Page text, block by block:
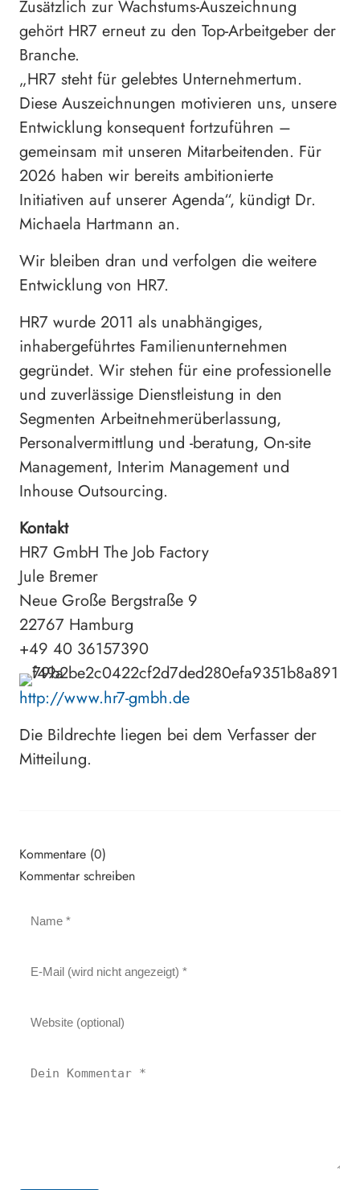
Zusätzlich zur Wachstums-Auszeichnung
gehört HR7 erneut zu den Top-Arbeitgeber der
Branche.
„HR7 steht für gelebtes Unternehmertum.
Diese Auszeichnungen motivieren uns, unsere
Entwicklung konsequent fortzuführen –
gemeinsam mit unseren Mitarbeitenden. Für
2026 haben wir bereits ambitionierte
Initiativen auf unserer Agenda“, kündigt Dr.
Michaela Hartmann an.
Wir bleiben dran und verfolgen die weitere
Entwicklung von HR7.
HR7 wurde 2011 als unabhängiges,
inhabergeführtes Familienunternehmen
gegründet. Wir stehen für eine professionelle
und zuverlässige Dienstleistung in den
Segmenten Arbeitnehmerüberlassung,
Personalvermittlung und -beratung, On-site
Management, Interim Management und
Inhouse Outsourcing.
Kontakt
HR7 GmbH The Job Factory
Jule Bremer
Neue Große Bergstraße 9
22767 Hamburg
+49 40 36157390
http://www.hr7-gmbh.de
Die Bildrechte liegen bei dem Verfasser der
Mitteilung.
Kommentare (0)
Kommentar schreiben